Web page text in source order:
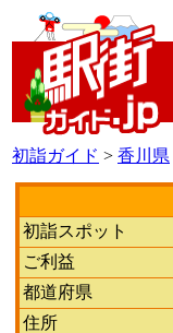
初詣ガイド > 香川県
初詣スポット
ご利益
都道府県
住所